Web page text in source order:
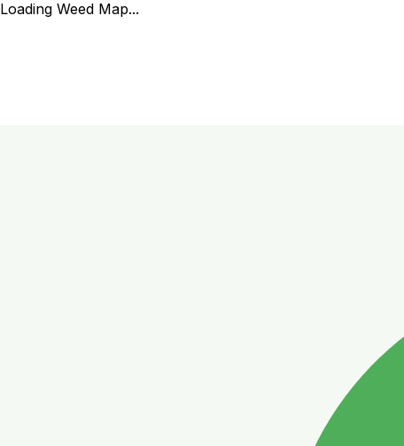
Loading Weed Map...